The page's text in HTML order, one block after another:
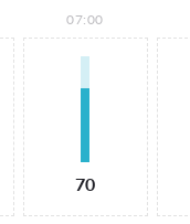
07:00
70